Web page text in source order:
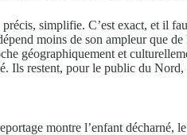
simplifie. C’est exact, et il
moins de son ampleur que
géographiquement et
Ils restent, pour le public du Nord,
montre l’enfant décharné,